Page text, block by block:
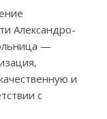
Александро-
—
и
с